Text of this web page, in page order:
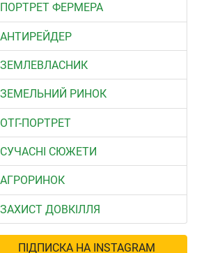
ПОРТРЕТ ФЕРМЕРА
АНТИРЕЙДЕР
ЗЕМЛЕВЛАСНИК
ЗЕМЕЛЬНИЙ РИНОК
ОТГ-ПОРТРЕТ
СУЧАСНІ СЮЖЕТИ
АГРОРИНОК
ЗАХИСТ ДОВКІЛЛЯ
ПІДПИСКА НА INSTAGRAM